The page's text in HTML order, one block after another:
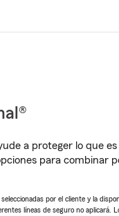
a proteger lo que
para combinar
por el cliente y la
líneas de seguro no aplicará.